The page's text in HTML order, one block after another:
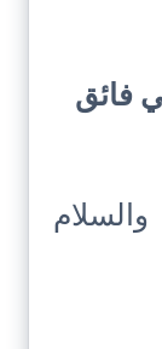
فائق
والسلام